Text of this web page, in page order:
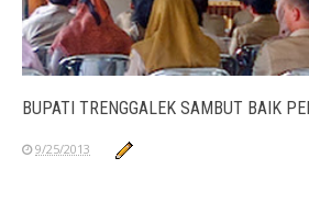
BUPATI TRENGGALEK SAMBUT BAIK
9/25/2013